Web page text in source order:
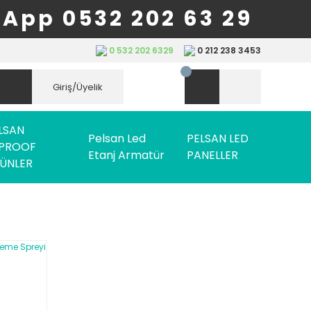
0532 202 63 29
0 532 202 6329 0 212 238 3453
Giriş/Üyelik
Pelsan Led
Etanj Armatür
PELSAN LED
PANELLER